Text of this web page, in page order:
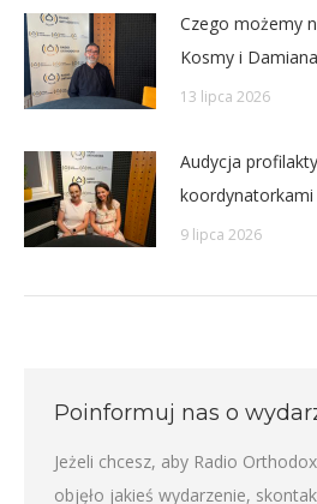
Czego możemy
Kosmy i
13 lipca 2026
Audycja
koordynatorkami
9 lipca 2026
Poinformuj nas o
Jeżeli chcesz, aby Radio
objęło jakieś wydarzenie,